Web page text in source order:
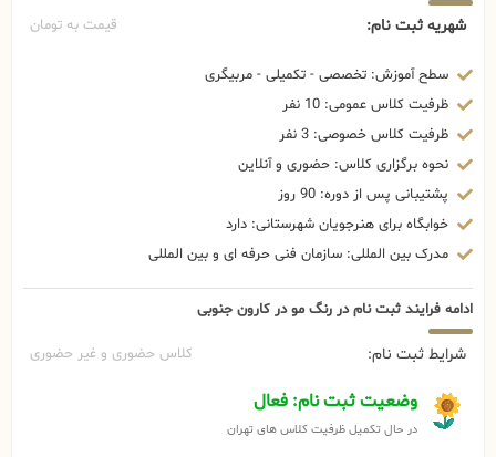
شهریه ثبت نام: قیمت به تومان
سطح آموزش: تخصصی - تکمیلی - مربیگری
ظرفیت کلاس عمومی: 10 نفر
ظرفیت کلاس خصوصی: 3 نفر
نحوه برگزاری کلاس: حضوری و آنلاین
پشتیبانی پس از دوره: 90 روز
خوابگاه برای هنرجویان شهرستانی: دارد
مدرک بین المللی: سازمان فنی حرفه ای و بین المللی
ادامه فرایند ثبت نام در رنگ مو در کارون جنوبی
شرایط ثبت نام: کلاس حضوری و غیر حضوری
وضعیت ثبت نام: فعال
در حال تکمیل ظرفیت کلاس های تهران